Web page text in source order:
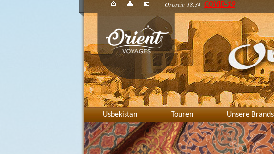
Ortszeit: 18:34 COVID-19
Usbekistan Touren Unsere Brands